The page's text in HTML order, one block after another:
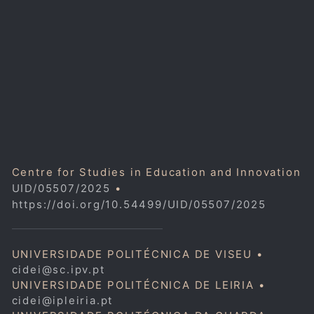
Centre for Studies in Education and Innovation
UID/05507/2025 •
https://doi.org/10.54499/UID/05507/2025
UNIVERSIDADE POLITÉCNICA DE VISEU •
cidei@sc.ipv.pt
UNIVERSIDADE POLITÉCNICA DE LEIRIA •
cidei@ipleiria.pt